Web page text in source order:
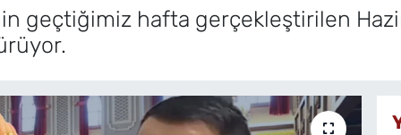
geçtiğimiz hafta gerçekleştirilen